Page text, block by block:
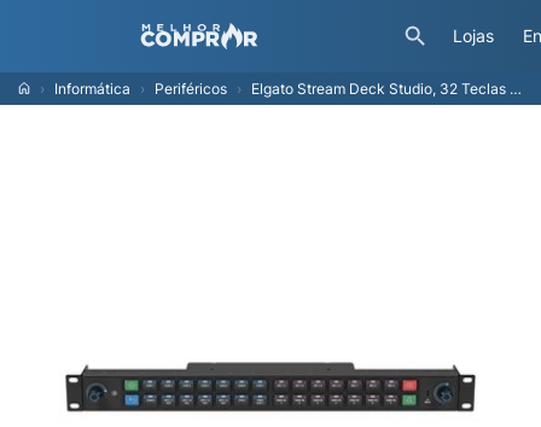
Lojas
Informática Periféricos Elgato Stream Deck Studio, 32 Teclas LCD, 2 Dials, preto - 10GBO9901